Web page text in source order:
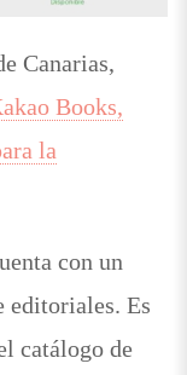
Canarias,
Books,
la
con un
editoriales. Es
catálogo de